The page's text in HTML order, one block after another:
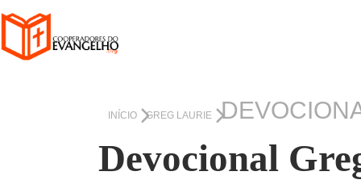
INÍCIO GREG LAURIE
Devocional